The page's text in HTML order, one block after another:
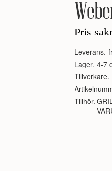
Pris
Leverans.
Lager. 4-7
Tillverkare.
Tillhör.